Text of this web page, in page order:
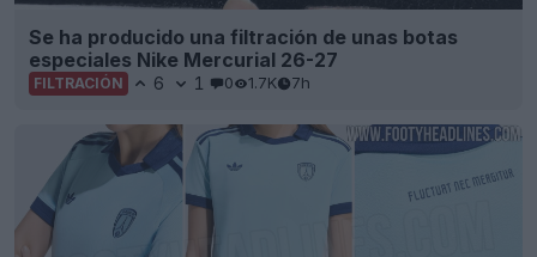
Se ha producido una filtración de unas botas
especiales Nike Mercurial 26-27
FILTRACIÓN 6 1 0 1.7K 7h